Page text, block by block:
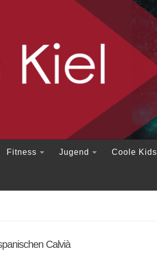
Fitness Jugend Coole Kids
Calvià